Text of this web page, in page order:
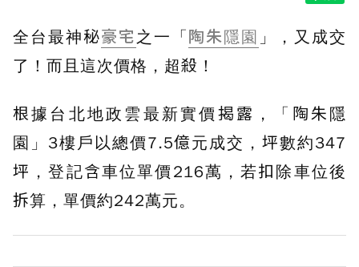
全台最神秘豪宅之一「 陶朱隱園 」，又成交
了！而且這次價格，超殺！
根據台北地政雲最新實價揭露，「陶朱隱
園」3樓戶以總價7.5億元成交，坪數約347
坪，登記含車位單價216萬，若扣除車位後
拆算，單價約242萬元。